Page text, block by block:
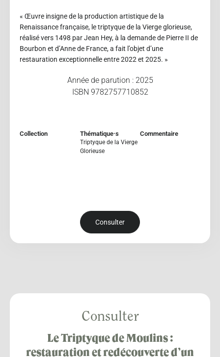
« Œuvre insigne de la production artistique de la
Renaissance française, le triptyque de la Vierge glorieuse,
réalisé vers 1498 par Jean Hey, à la demande de Pierre II de
Bourbon et d’Anne de France, a fait l’objet d’une
restauration exceptionnelle entre 2022 et 2025. »
Année de parution : 2025
ISBN 9782757710852
Collection Thématique·s
Triptyque de la Vierge
Glorieuse
Commentaire
Consulter
Consulter
Le Triptyque de Moulins :
restauration et redécouverte d’un